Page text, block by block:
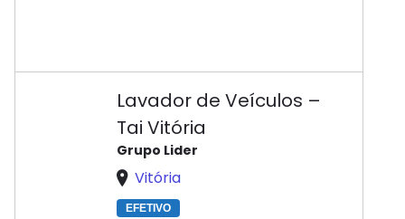
Lavador de Veículos –
Tai Vitória
Grupo Lider
Vitória
EFETIVO